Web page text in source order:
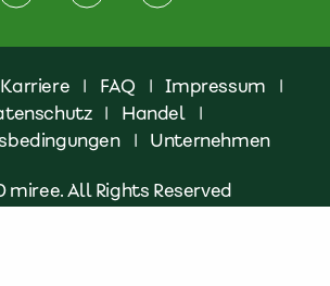
Karriere | FAQ | Impressum
|
| Handel
|
| Unternehmen
All Rights Reserved